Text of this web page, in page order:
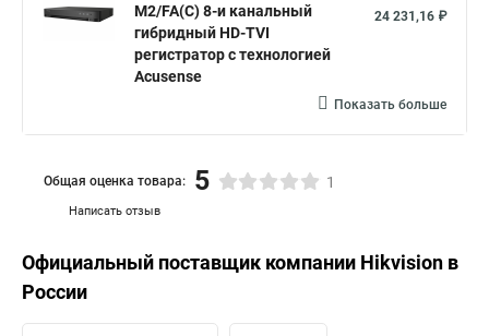
M2/FA(С) 8-и канальный
гибридный HD-TVI
регистратор с технологией
Acusense
24 231,16 ₽
Показать больше
Написать отзыв
Общая оценка товара: 5 1
Официальный поставщик компании Hikvision в
России